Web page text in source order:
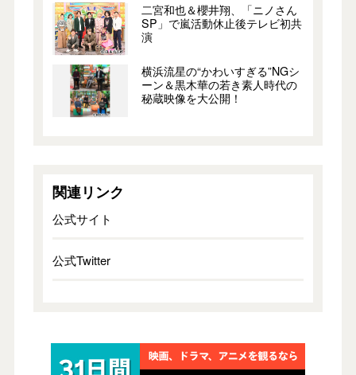
二宮和也＆櫻井翔、「ニノさん
SP」で嵐活動休止後テレビ初共
演
横浜流星の“かわいすぎる”NGシ
ーン＆黒木華の若き素人時代の
秘蔵映像を大公開！
関連リンク
公式サイト
公式Twitter